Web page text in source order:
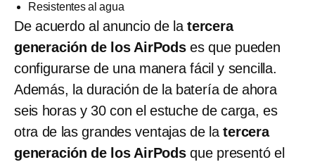
Resistentes al agua
De acuerdo al anuncio de latercera
generación de los AirPodses que pueden
configurarse de una manera fácil y sencilla.
Además, la duración de la batería de ahora
seis horas y 30 con el estuche de carga, es
otra de las grandes ventajas de latercera
generación de los AirPodsque presentó el